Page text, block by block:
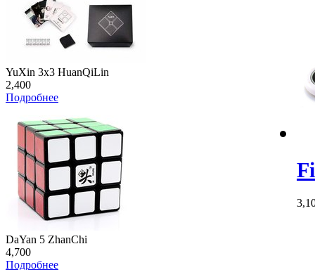
YuXin 3x3 HuanQiLin
2,400
Подробнее
DaYan 5 ZhanChi
4,700
Подробнее